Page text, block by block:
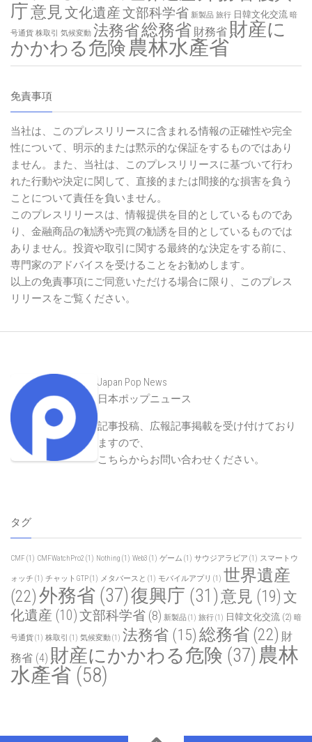
庁意見文化遺産文部科学省 新製品 旅行 日韓文化交流 暗
号通貨 株取引 気候変動 法務省総務省 財務省 財産に
かかわる危険農林水產省
免責事項
当社は、このプレスリリースに含まれる情報の正確性や完全
性について、明示的または黙示的な保証をするものではあり
ません。また、当社は、このプレスリリースに基づいて行わ
れた行動や決定に関して、直接的または間接的な損害を負う
ことについて責任を負いません。
このプレスリリースは、情報提供を目的としているものであ
り、金融商品の勧誘や売買の勧誘を目的としているものでは
ありません。投資や取引に関する最終的な決定をする前に、
専門家のアドバイスを受けることをお勧めします。
以上の免責事項にご同意いただける場合に限り、このプレス
リリースをご覧ください。
Japan Pop News
日本ポップニュース
記事投稿、広報記事掲載を受け付けており
ますので、
こちらからお問い合わせください。
タグ
CMF (1) CMFWatchPro2 (1) Nothing (1) Web3 (1) ゲーム (1) サウジアラビア (1) スマートウ
ォッチ (1) チャットGTP(1) メタバースと (1) モバイルアプリ (1) 世界遺産
(22)外務省 (37)復興庁 (31)意見 (19) 文
化遺産 (10)文部科学省 (8) 新製品(1) 旅行(1) 日韓文化交流 (2) 暗
号通貨(1) 株取引 (1) 気候変動(1) 法務省 (15) 総務省 (22) 財
務省 (4) 財産にかかわる危険 (37) 農林
水產省 (58)